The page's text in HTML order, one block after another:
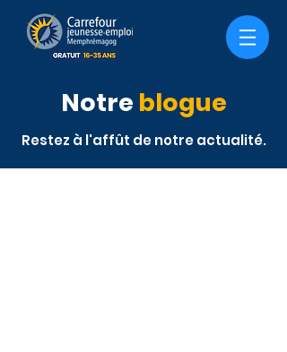
Notre blogue
Restez à l'affût de notre actualité.